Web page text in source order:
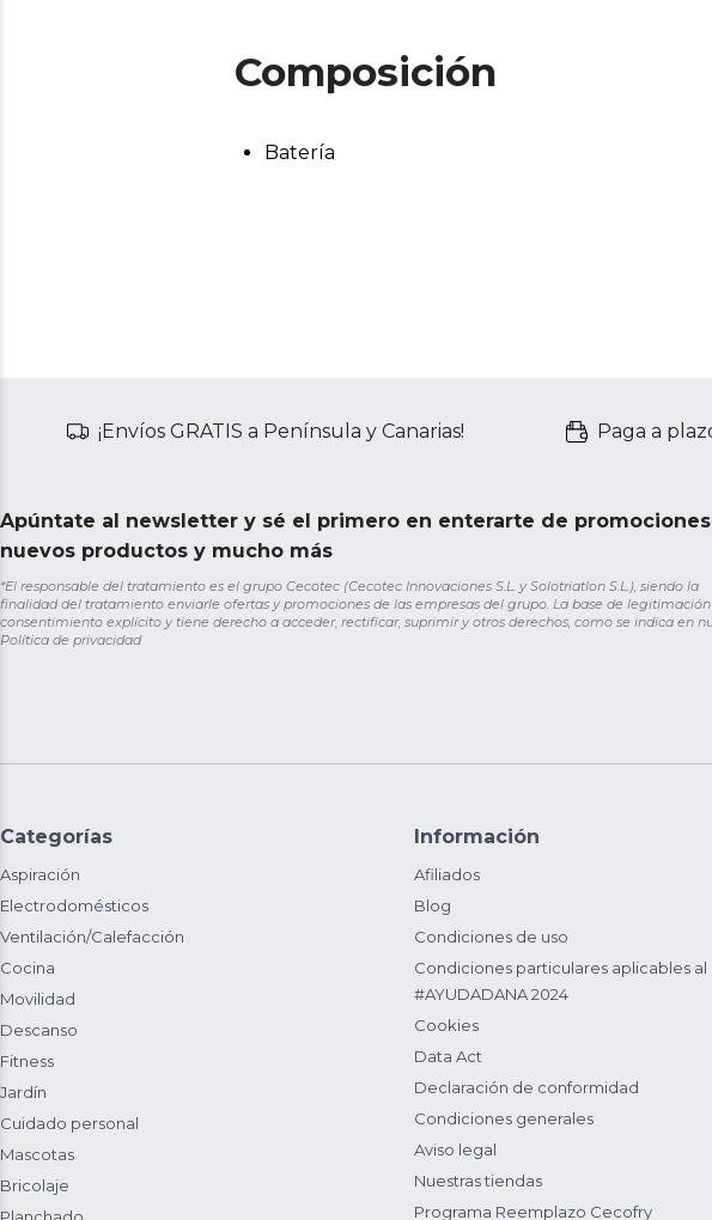
Composición
Batería
¡Envíos GRATIS a Península y Canarias! Paga a
Apúntate al newsletter y sé el primero en enterarte de
nuevos productos y mucho más
*El responsable del tratamiento es el grupo Cecotec (Cecotec Innovaciones S.L. y Solotriatlon S.L.), siendo la
finalidad del tratamiento enviarle ofertas y promociones de las empresas del grupo. La base de legitimación
consentimiento explícito y tiene derecho a acceder, rectificar, suprimir y otros derechos, como se indica en
Política de privacidad
Categorías
Aspiración
Electrodomésticos
Ventilación/Calefacción
Cocina
Movilidad
Descanso
Fitness
Jardín
Cuidado personal
Mascotas
Bricolaje
Información
Afiliados
Blog
Condiciones de uso
Condiciones particulares aplicables al
#AYUDADANA 2024
Cookies
Data Act
Declaración de conformidad
Condiciones generales
Aviso legal
Nuestras tiendas
Programa Reemplazo Cecofry